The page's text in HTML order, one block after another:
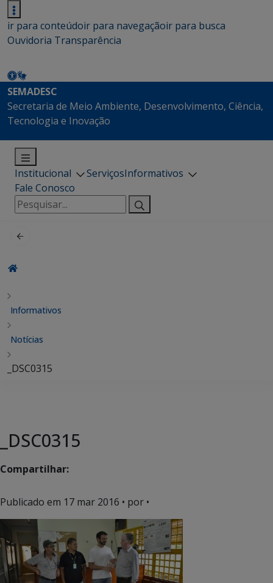
ir para conteúdoir para navegaçãoir para busca
Ouvidoria Transparência
SEMADESC
Secretaria de Meio Ambiente, Desenvolvimento, Ciência,
Tecnologia e Inovação
Institucional ServiçosInformativos
Fale Conosco
Pesquisar
por:
Informativos
Notícias
_DSC0315
_DSC0315
Compartilhar:
Publicado em 17 mar 2016 • por •